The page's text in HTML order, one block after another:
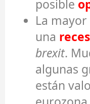
posible
La
una
brexit.
algunas
están